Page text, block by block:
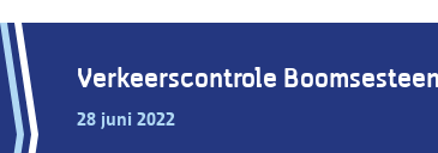
Verkeerscontrole
28 juni 2022